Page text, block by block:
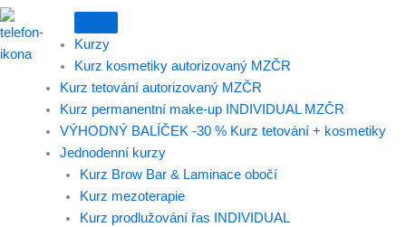
Kurzy
Kurz kosmetiky autorizovaný MZČR
Kurz tetování autorizovaný MZČR
Kurz permanentní make-up INDIVIDUAL MZČR
VÝHODNÝ BALÍČEK -30 % Kurz tetování + kosmetiky
Jednodenní kurzy
Kurz Brow Bar & Laminace obočí
Kurz mezoterapie
Kurz prodlužování řas INDIVIDUAL